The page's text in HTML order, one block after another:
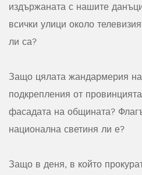
издържаната с нашите
всички улици около
ли са?
Защо цялата жандармерия
подкрепления от
фасадата на общината?
национална светиня ли е?
Защо в деня, в който